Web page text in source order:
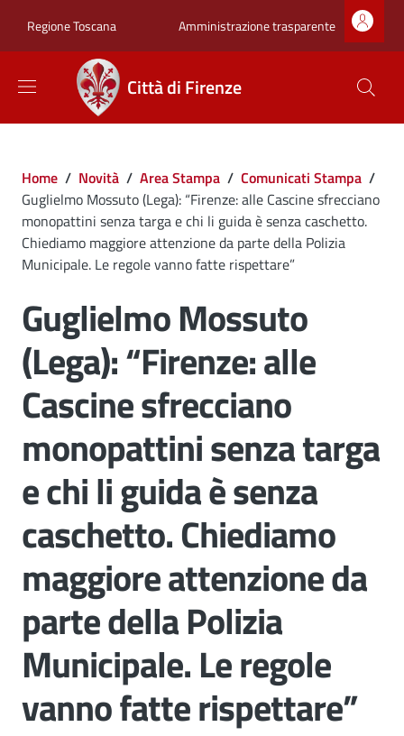
Regione Toscana Zona superiore
Amministrazione trasparente
Città di Firenze
Briciole di pane
Home / Novità / Area Stampa / Comunicati Stampa /
Guglielmo Mossuto (Lega): “Firenze: alle Cascine sfrecciano
monopattini senza targa e chi li guida è senza caschetto.
Chiediamo maggiore attenzione da parte della Polizia
Municipale. Le regole vanno fatte rispettare”
Guglielmo Mossuto
(Lega): “Firenze: alle
Cascine sfrecciano
monopattini senza targa
e chi li guida è senza
caschetto. Chiediamo
maggiore attenzione da
parte della Polizia
Municipale. Le regole
vanno fatte rispettare”